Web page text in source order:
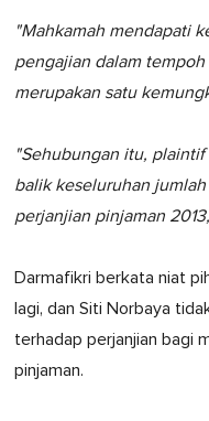
"Mahkamah mendapati
pengajian dalam
merupakan satu
"Sehubungan itu,
balik keseluruhan
perjanjian pinjaman
Darmafikri berkata niat
lagi, dan Siti Norbaya
terhadap perjanjian bagi
pinjaman.